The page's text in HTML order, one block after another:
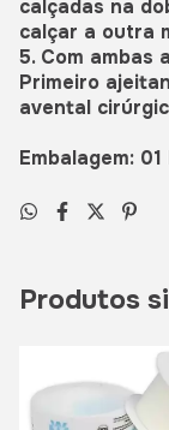
calçadas na
calçar a outra
5. Com ambas
Primeiro
avental
Embalagem: 01
Produtos